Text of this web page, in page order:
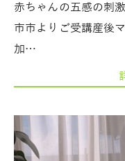
赤ちゃんの五感の刺
市市よりご受講産後
加…